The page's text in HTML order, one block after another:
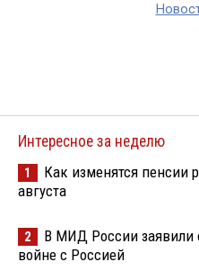
Интересное за неделю
1
Как изменятся пенсии
августа
2
В МИД России заявили
войне с Россией